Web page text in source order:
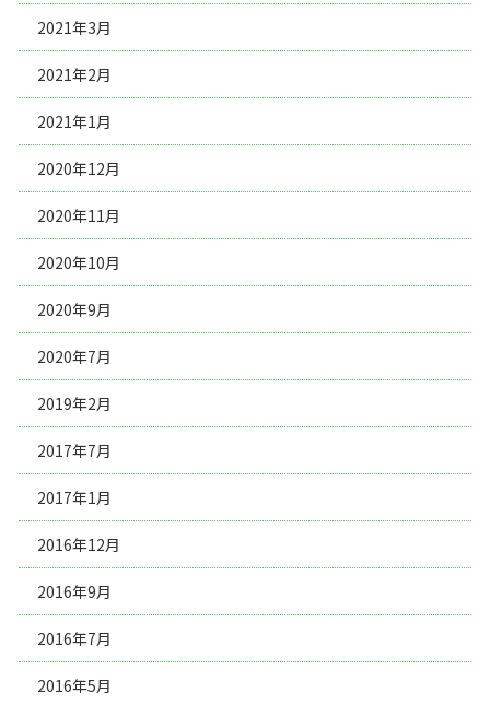
2021年3月
2021年2月
2021年1月
2020年12月
2020年11月
2020年10月
2020年9月
2020年7月
2019年2月
2017年7月
2017年1月
2016年12月
2016年9月
2016年7月
2016年5月